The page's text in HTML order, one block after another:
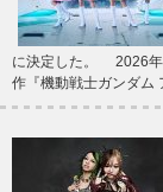
に決定した。 2026年
作『機動戦士ガンダム